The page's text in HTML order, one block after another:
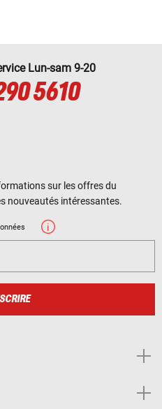
Lun-sam 9-20
5610
sur les offres du
nouveautés intéressantes.